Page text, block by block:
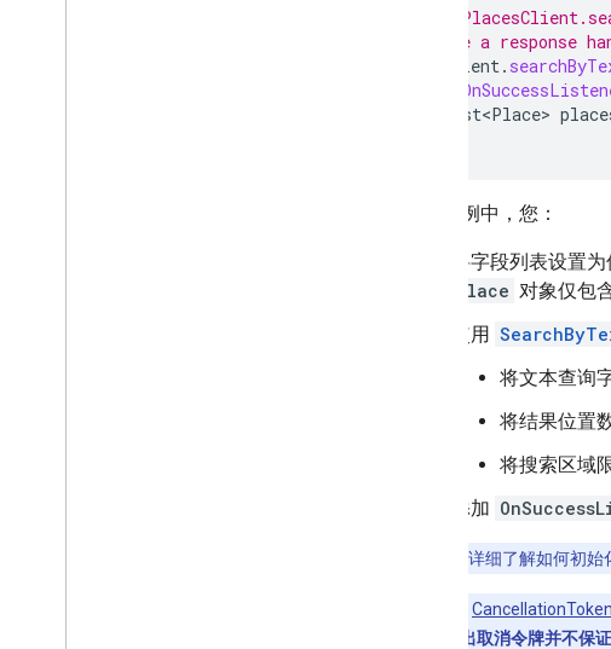
// Call
// Define a response
placesClient.
List<Place>
在此示例中，您：
将字段列表设置
Place 对象仅包
使用
将文本查询
将结果位置
将搜索区域
添加
：如需详细了解如何初始
CancellationToken
发出取消令牌并不保